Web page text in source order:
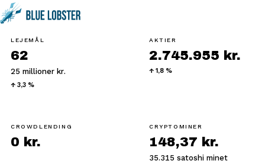
LEJEMÅL
62
25 millioner kr.
↑ 3,3 %
AKTIER
2.745.955 kr.
↑ 1,8 %
CROWDLENDING
0 kr.
CRYPTOMINER
148,37 kr.
35.315 satoshi minet